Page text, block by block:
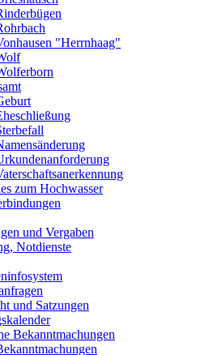
"Herrnhaag"
zum Hochwasser
und Vergaben
Notdienste
und Satzungen
Bekanntmachungen